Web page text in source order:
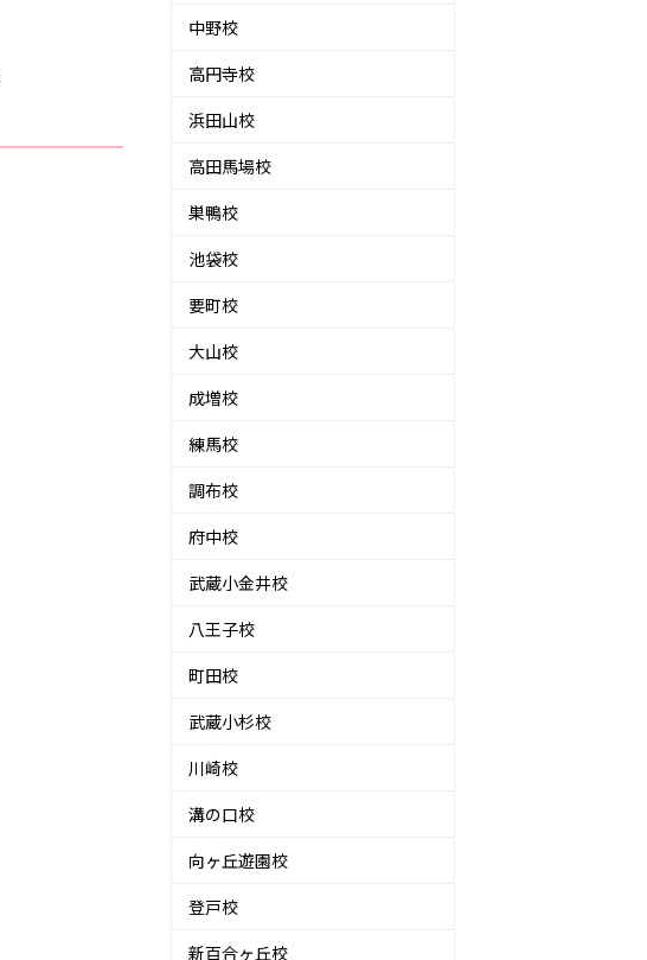
中野校
高円寺校
浜田山校
高田馬場校
巣鴨校
池袋校
要町校
大山校
成増校
練馬校
調布校
府中校
武蔵小金井校
八王子校
町田校
武蔵小杉校
川崎校
溝の口校
向ヶ丘遊園校
登戸校
新百合ヶ丘校